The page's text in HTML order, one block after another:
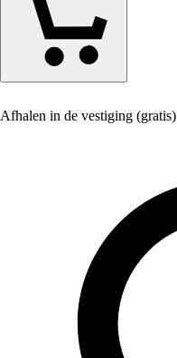
Afhalen in de vestiging (gratis)